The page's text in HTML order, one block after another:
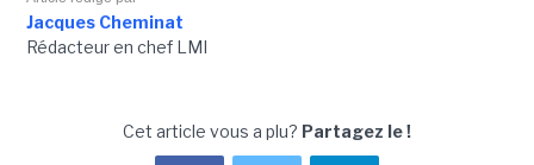
Jacques Cheminat
Rédacteur en chef LMI
Cet article vous a plu? Partagez le !